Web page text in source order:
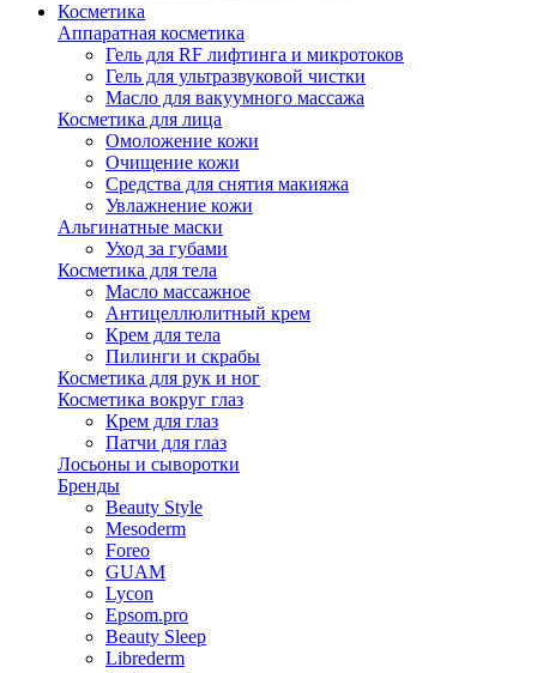
Косметика
Аппаратная косметика
Гель для RF лифтинга и микротоков
Гель для ультразвуковой чистки
Масло для вакуумного массажа
Косметика для лица
Омоложение кожи
Очищение кожи
Средства для снятия макияжа
Увлажнение кожи
Альгинатные маски
Уход за губами
Косметика для тела
Масло массажное
Антицеллюлитный крем
Крем для тела
Пилинги и скрабы
Косметика для рук и ног
Косметика вокруг глаз
Крем для глаз
Патчи для глаз
Лосьоны и сыворотки
Бренды
Beauty Style
Mesoderm
Foreo
GUAM
Lycon
Epsom.pro
Beauty Sleep
Librederm